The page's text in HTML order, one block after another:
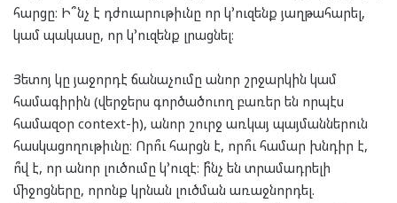
հարցը։ Ի՞նչ է դժուարութիւնը որ կ՚ուզենք յաղթահարել,
կամ պակասը, որ կ՚ուզենք լրացնել։
Յետոյ կը յաջորդէ ճանաչումը անոր շրջարկին կամ
համագիրին (վերջերս գործածուող բառեր են որպէս
համազօր context-ի), անոր շուրջ առկայ պայմաններուն
հասկացողութիւնը։ Որո՞ւ հարցն է, որո՞ւ համար խնդիր է,
ո՞վ է, որ անոր լուծումը կ՚ուզէ։ ի՞նչ են տրամադրելի
միջոցները, որոնք կրնան լուծման առաջնորդել.